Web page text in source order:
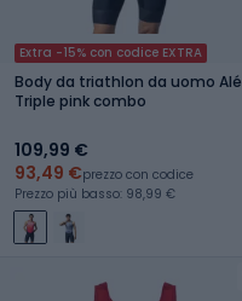
Extra -15% con codice EXTRA
Body da triathlon da uomo Alé
Triple pink combo
109,99 €
93,49 €prezzo con codice
Prezzo più basso: 98,99 €